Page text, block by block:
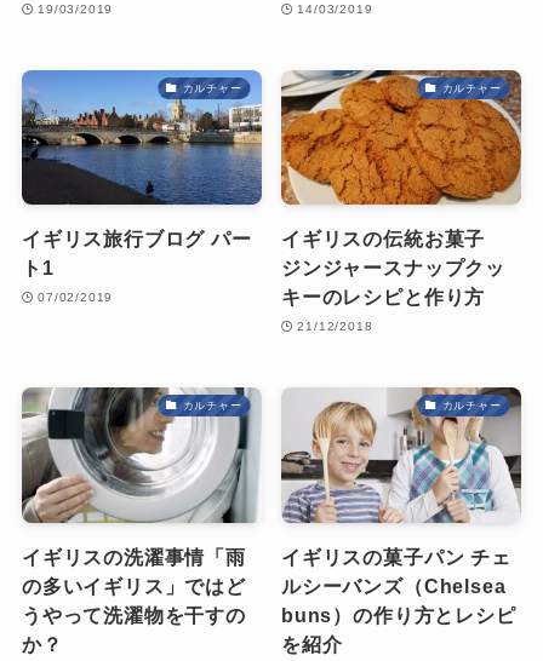
19/03/2019 14/03/2019
カルチャー
イギリス旅行ブログ パー
ト1
07/02/2019
カルチャー
イギリスの伝統お菓子
ジンジャースナップクッ
キーのレシピと作り方
21/12/2018
カルチャー
イギリスの洗濯事情「雨
の多いイギリス」ではど
うやって洗濯物を干すの
か？
カルチャー
イギリスの菓子パン チェ
ルシーバンズ（Chelsea
buns）の作り方とレシピ
を紹介